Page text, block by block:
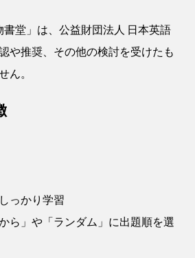
書堂」は、公益財団法人 日本英語
や推奨、その他の検討を受けたも
ん。
っかり学習
ら」や「ランダム」に出題順を選